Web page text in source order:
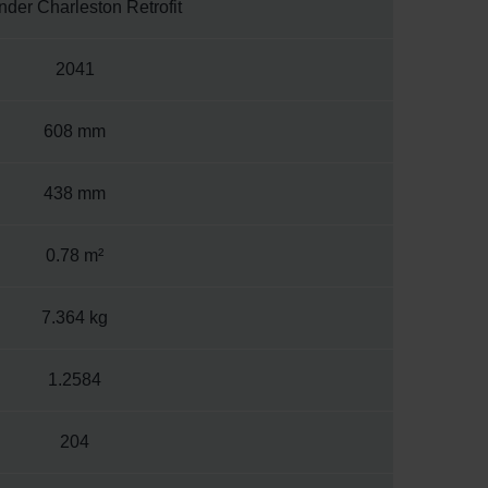
Charleston Retrofit
2041
608 mm
438 mm
0.78 m²
7.364 kg
1.2584
204